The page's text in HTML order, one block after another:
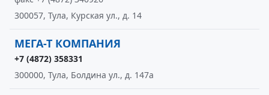
300057, Тула, Курская ул., д. 14
МЕГА-Т КОМПАНИЯ
+7 (4872) 358331
300000, Тула, Болдина ул., д. 147а